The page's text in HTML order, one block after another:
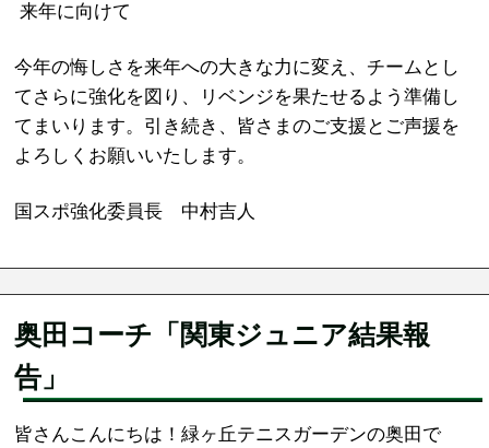
来年に向けて
今年の悔しさを来年への大きな力に変え、チームとし
てさらに強化を図り、リベンジを果たせるよう準備し
てまいります。引き続き、皆さまのご支援とご声援を
よろしくお願いいたします。
国スポ強化委員長 中村吉人
奥田コーチ「関東ジュニア結果報
告」
皆さんこんにちは！緑ヶ丘テニスガーデンの奥田で